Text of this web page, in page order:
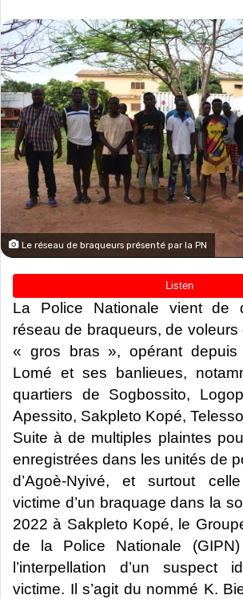
Le réseau de braqueurs présenté par la PN
La Police Nationale vient de
réseau de braqueurs, de voleurs
« gros bras », opérant
Lomé et ses banlieues,
quartiers de Sogbossito,
Apessito, Sakpleto Kopé,
Suite à de multiples plaintes
enregistrées dans les unités de
d’Agoè-Nyivé, et surtout
victime d’un braquage dans la
2022 à Sakpleto Kopé, le
de la Police Nationale
l’interpellation d’un suspect
victime. Il s’agit du nommé K.